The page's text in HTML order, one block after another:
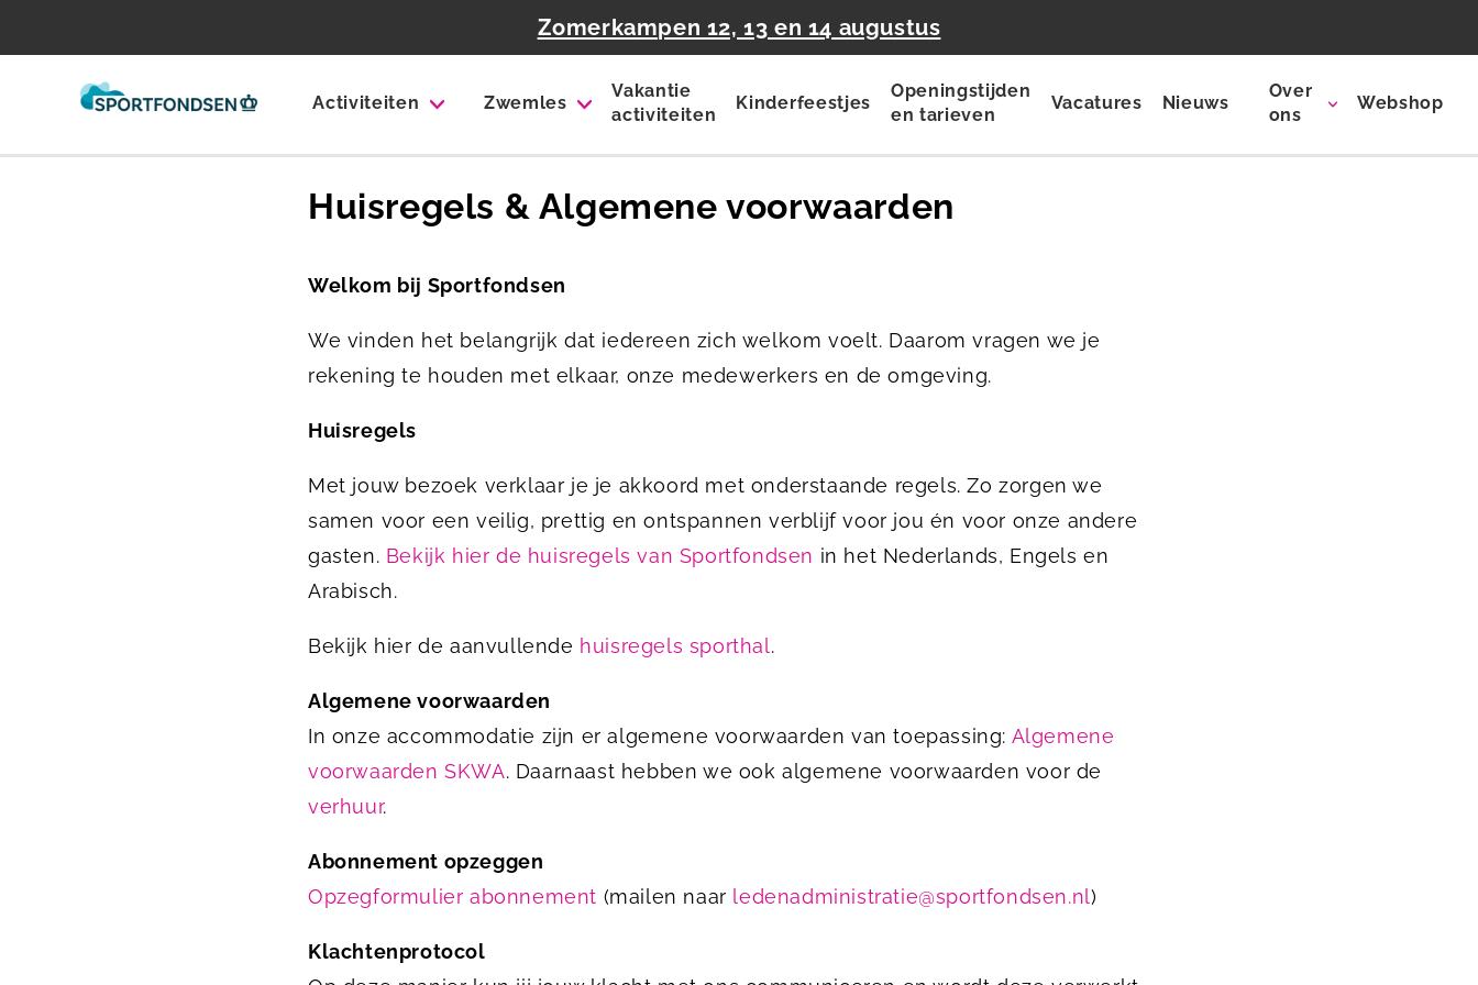
Zomerkampen 12, 13 en 14 augustus
Activiteiten Zwemles
Vakantie
activiteiten
Kinderfeestjes
Openingstijden
en tarieven
Vacatures Nieuws
Over
ons
Webshop
Huisregels & Algemene voorwaarden
Welkom bij Sportfondsen
We vinden het belangrijk dat iedereen zich welkom voelt. Daarom vragen we je
rekening te houden met elkaar, onze medewerkers en de omgeving.
Huisregels
Met jouw bezoek verklaar je je akkoord met onderstaande regels. Zo zorgen we
samen voor een veilig, prettig en ontspannen verblijf voor jou én voor onze andere
gasten. Bekijk hier de huisregels van Sportfondsen in het Nederlands, Engels en
Arabisch.
Bekijk hier de aanvullende huisregels sporthal.
Algemene voorwaarden
In onze accommodatie zijn er algemene voorwaarden van toepassing: Algemene
voorwaarden SKWA. Daarnaast hebben we ook algemene voorwaarden voor de
verhuur.
Abonnement opzeggen
Opzegformulier abonnement (mailen naar ledenadministratie@sportfondsen.nl)
Klachtenprotocol